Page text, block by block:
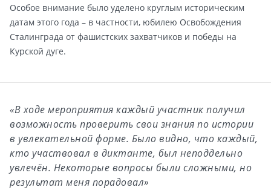
Особое внимание было уделено круглым историческим
датам этого года – в частности, юбилею Освобождения
Сталинграда от фашистских захватчиков и победы на
Курской дуге.
«В ходе мероприятия каждый участник получил
возможность проверить свои знания по истории
в увлекательной форме. Было видно, что каждый,
кто участвовал в диктанте, был неподдельно
увлечён. Некоторые вопросы были сложными, но
результат меня порадовал»